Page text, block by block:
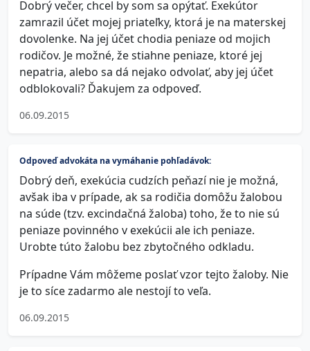
Dobrý večer, chcel by som sa opýtať. Exekútor
zamrazil účet mojej priateľky, ktorá je na materskej
dovolenke. Na jej účet chodia peniaze od mojich
rodičov. Je možné, že stiahne peniaze, ktoré jej
nepatria, alebo sa dá nejako odvolať, aby jej účet
odblokovali? Ďakujem za odpoveď.
06.09.2015
Odpoveď advokáta na vymáhanie pohľadávok:
Dobrý deň, exekúcia cudzích peňazí nie je možná,
avšak iba v prípade, ak sa rodičia domôžu žalobou
na súde (tzv. excindačná žaloba) toho, že to nie sú
peniaze povinného v exekúcii ale ich peniaze.
Urobte túto žalobu bez zbytočného odkladu.
Prípadne Vám môžeme poslať vzor tejto žaloby. Nie
je to síce zadarmo ale nestojí to veľa.
06.09.2015